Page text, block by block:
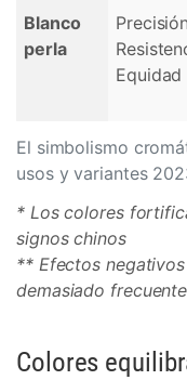
El simbolismo
usos y variantes
Blanco
perla
Precisión
Equidad
* Los colores
signos chinos
** Efectos
demasiado frecuente
Colores